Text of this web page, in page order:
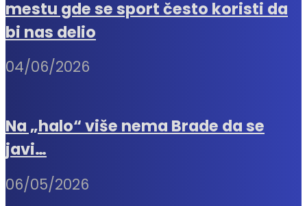
mestu gde se sport često koristi da
bi nas delio
04/06/2026
Na „halo“ više nema Brade da se
javi…
06/05/2026